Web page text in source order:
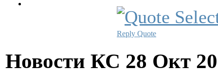
Reply Quote
Новости КС 28 Окт